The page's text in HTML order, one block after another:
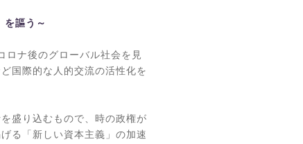
を謳う～
ロナ後のグローバル社会を見
国際的な人的交流の活性化を
盛り込むもので、時の政権が
る「新しい資本主義」の加速